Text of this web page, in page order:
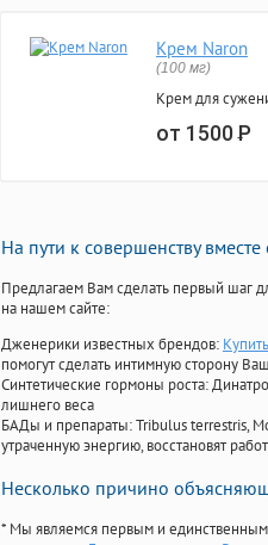
Крем Naron
(100 мг)
Крем для
от 1500Р
На пути к совершенству вместе
Предлагаем Вам сделать первый шаг
на нашем сайте:
Дженерики известных брендов:
помогут сделать интимную сторону
Синтетические гормоны роста:
лишнего веса
БАДы и препараты:Tribulus terrestris,
утраченную энергию, восстановят
Несколько причино
* Мы являемся первым и